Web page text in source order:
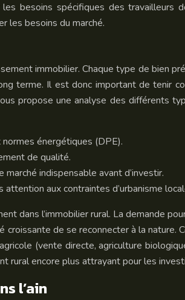
besoins spécifiques des
les besoins du marché.
immobilier. Chaque type de bien
terme. Il est donc important de tenir
propose une analyse des différents
énergétiques (DPE).
de qualité.
indispensable avant d’investir.
aux contraintes d’urbanisme
dans l’immobilier rural. La demande
de se reconnecter à la
(vente directe, agriculture
rural encore plus attrayant pour les
l’ain